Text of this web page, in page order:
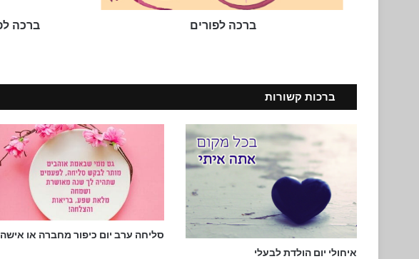
ברכה לפורים
ברכות קשורות
סליחה ערב יום כיפור מחברה או אישה
איחולי יום הולדת לבעלי